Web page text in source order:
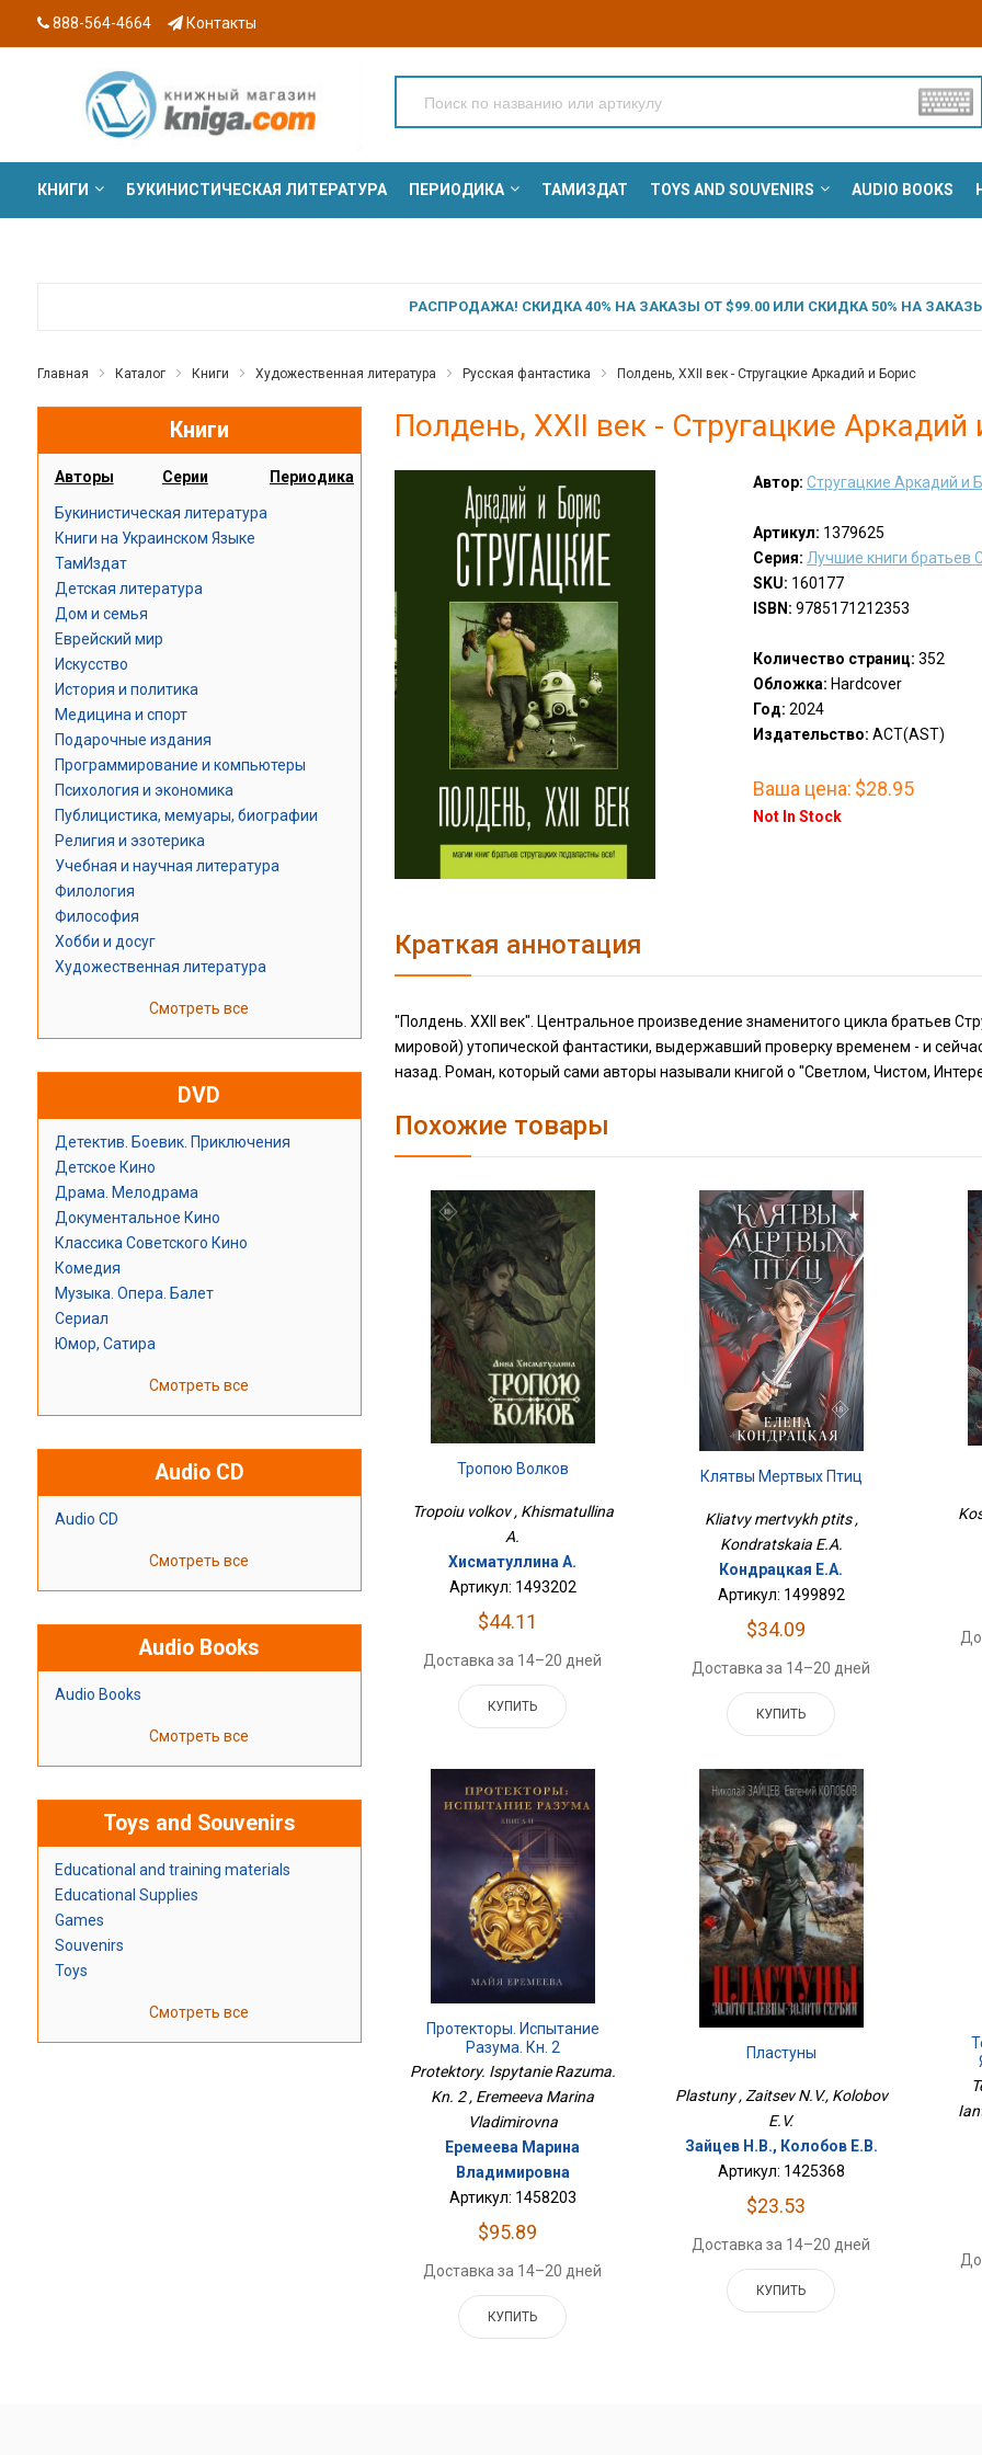
888-564-4664 Контакты
КНИГИ БУКИНИСТИЧЕСКАЯ ЛИТЕРАТУРА ПЕРИОДИКА ТАМИЗДАТ TOYS AND SOUVENIRS AUDIO BOOKS
РАСПРОДАЖА! СКИДКА 40% НА ЗАКАЗЫ ОТ $99.00 ИЛИ СКИДКА 50% НА ЗАКАЗЫ
Главная Каталог Книги Художественная литература Русская фантастика Полдень, XXII век - Стругацкие Аркадий и Борис
Книги
Авторы Серии Периодика
Букинистическая литература
Книги на Украинском Языке
ТамИздат
Детская литература
Дом и семья
Еврейский мир
Искусство
История и политика
Медицина и спорт
Подарочные издания
Программирование и компьютеры
Психология и экономика
Публицистика, мемуары, биографии
Религия и эзотерика
Учебная и научная литература
Филология
Философия
Хобби и досуг
Художественная литература
Смотреть все
DVD
Детектив. Боевик. Приключения
Детское Кино
Драма. Мелодрама
Документальное Кино
Классика Советского Кино
Комедия
Музыка. Опера. Балет
Сериал
Юмор, Сатира
Смотреть все
Audio CD
Audio CD
Смотреть все
Audio Books
Audio Books
Смотреть все
Toys and Souvenirs
Educational and training materials
Educational Supplies
Games
Souvenirs
Toys
Смотреть все
Полдень, XXII век - Стругацкие Аркадий
Автор: Стругацкие Аркадий и
Артикул: 1379625
Серия: Лучшие книги братьев
SKU: 160177
ISBN: 9785171212353
Количество страниц: 352
Обложка: Hardcover
Год: 2024
Издательство: АСТ(AST)
Ваша цена: $28.95
Not In Stock
Краткая аннотация
"Полдень. XХII век". Центральное произведение знаменитого цикла братьев
мировой) утопической фантастики, выдержавший проверку временем - и
назад. Роман, который сами авторы называли книгой о "Светлом, Чистом,
Похожие товары
Тропою Волков
Tropoiu volkov , Khismatullina
A.
Хисматуллина А.
Артикул: 1493202
$44.11
Доставка за 14–20 дней
КУПИТЬ
Клятвы Мертвых Птиц
Kliatvy mertvykh ptits ,
Kondratskaia E.A.
Кондрацкая Е.А.
Артикул: 1499892
$34.09
Доставка за 14–20 дней
КУПИТЬ
Протекторы. Испытание
Разума. Кн. 2
Protektory. Ispytanie Razuma.
Kn. 2 , Eremeeva Marina
Vladimirovna
Еремеева Марина
Владимировна
Артикул: 1458203
$95.89
Доставка за 14–20 дней
КУПИТЬ
Пластуны
Plastuny , Zaitsev N.V., Kolobov
E.V.
Зайцев Н.В., Колобов Е.В.
Артикул: 1425368
$23.53
Доставка за 14–20 дней
КУПИТЬ